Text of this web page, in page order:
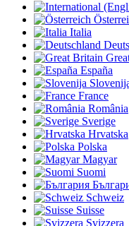
Italia
España
France
România
Sverige
Hrvatska
Polska
Magyar
Suomi
Schweiz
Suisse
Svizzera